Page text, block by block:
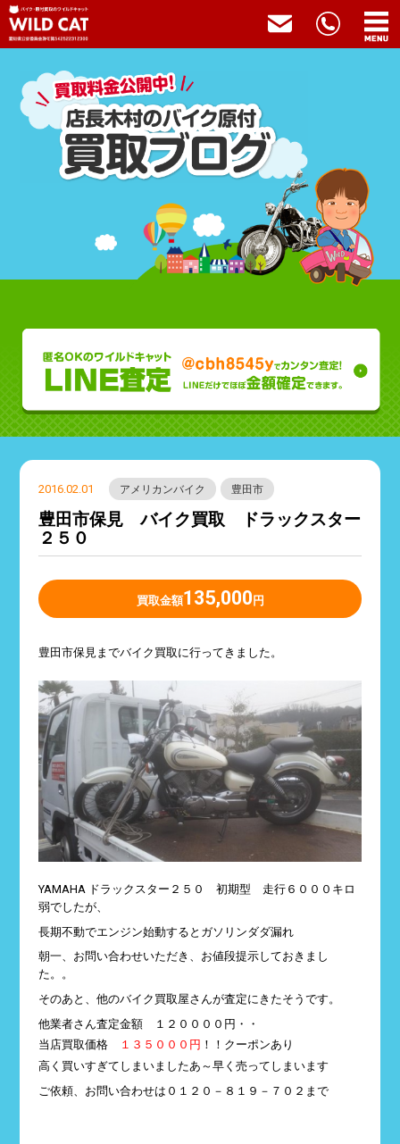
2016.02.01 アメリカンバイク 豊田市
豊田市保見 バイク買取 ドラックスター
２５０
買取金額135,000 円
豊田市保見までバイク買取に行ってきました。
YAMAHA ドラックスター２５０ 初期型 走行６０００キロ
弱でしたが、
長期不動でエンジン始動するとガソリンダダ漏れ
朝一、お問い合わせいただき、お値段提示しておきまし
た。。
そのあと、他のバイク買取屋さんが査定にきたそうです。
他業者さん査定金額 １２００００円・・
当店買取価格
１３５０００円 ！！クーポンあり
高く買いすぎてしまいましたあ～早く売ってしまいます
ご依頼、お問い合わせは０１２０－８１９－７０２まで